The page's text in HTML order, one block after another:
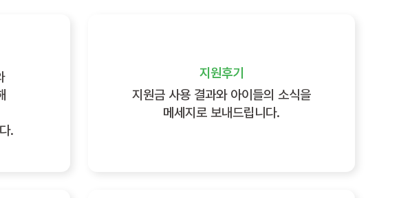
.
지원후기
지원금 사용 결과와 아이들의 소식을
메세지로 보내드립니다.